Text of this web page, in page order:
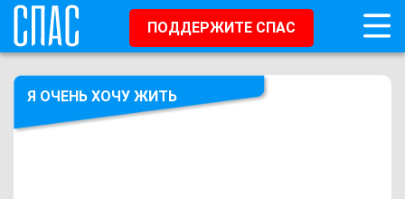
ПОДДЕРЖИТЕ СПАС
Я ОЧЕНЬ ХОЧУ ЖИТЬ